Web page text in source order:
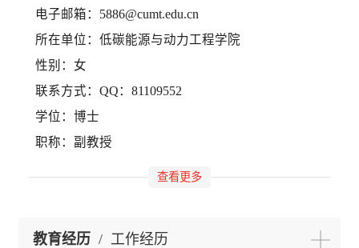
电子邮箱： 5886@cumt.edu.cn
所在单位：低碳能源与动力工程学院
性别：女
联系方式：QQ：81109552
学位：博士
职称：副教授
查看更多
教育经历 / 工作经历